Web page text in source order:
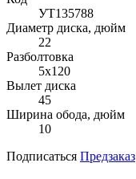
УТ135788
Диаметр диска, дюйм
22
Разболтовка
5x120
Вылет диска
45
Ширина обода, дюйм
10
Подписаться Предзаказ